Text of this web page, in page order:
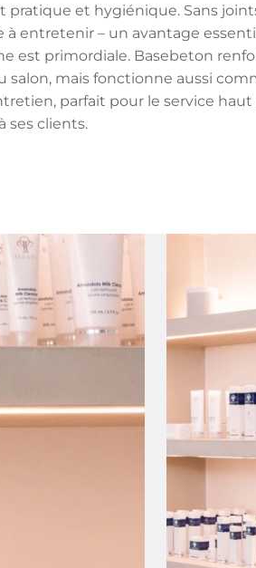
et hygiénique. Sans
à entretenir – un avantage
est primordiale. Basebeton
salon, mais fonctionne aussi
parfait pour le service haut
ses clients.